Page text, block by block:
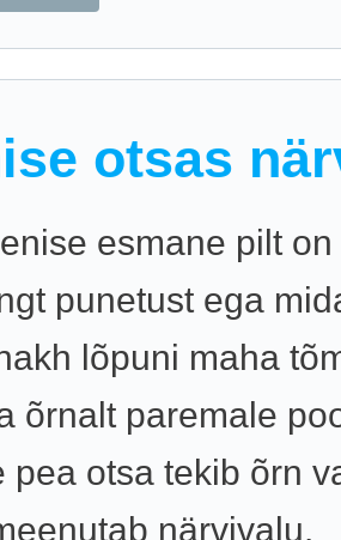
otsas
esmane pilt
punetust ega
lõpuni maha
õrnalt paremale
pea otsa tekib õrn
närvivalu.